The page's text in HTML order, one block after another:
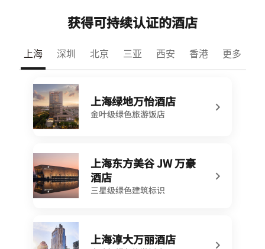
获得可持续认证的酒店
上海 深圳 北京 三亚 西安 香港 更多
上海绿地万怡酒店
金叶级绿色旅游饭店
上海东方美谷 JW 万豪
酒店
三星级绿色建筑标识
上海淳大万丽酒店